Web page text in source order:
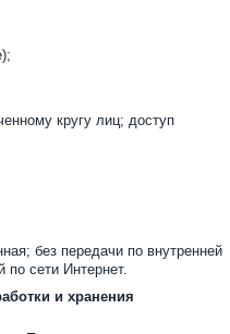
кругу лиц; доступ
без передачи по внутренней
по сети Интернет.
и хранения